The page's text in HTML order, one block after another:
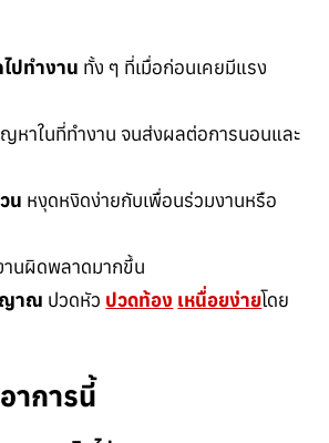
ปทำงาน ทั้ง ๆ ที่เมื่อก่อนเคยมีแรง
หาในที่ทำงาน จนส่งผลต่อการนอนและ
น หงุดหงิดง่ายกับเพื่อนร่วมงานหรือ
านผิดพลาดมากขึ้น
ญาณ ปวดหัว ปวดท้อง เหนื่อยง่ายโดย
าการนี้